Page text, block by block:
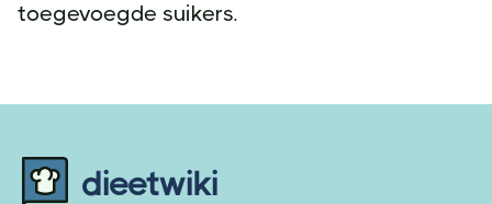
toegevoegde suikers.
dieetwiki